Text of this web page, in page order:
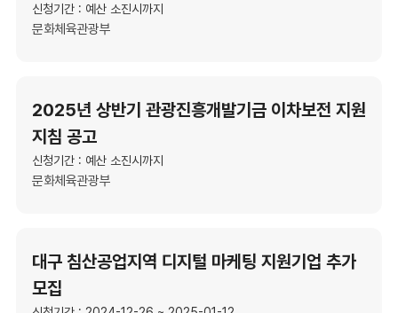
신청기간 : 예산 소진시까지
문화체육관광부
2025년 상반기 관광진흥개발기금 이차보전 지원
지침 공고
신청기간 : 예산 소진시까지
문화체육관광부
대구 침산공업지역 디지털 마케팅 지원기업 추가
모집